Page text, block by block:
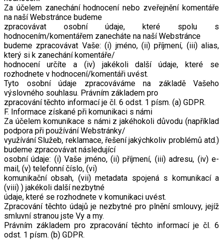
Za účelem zanechání hodnocení nebo zveřejnění komentáře
na naší Webstránce budeme
zpracovávat osobní údaje, které spolu s
hodnocením/komentářem zanecháte na naší Webstránce
budeme zpracovávat Vaše: (i) jméno, (ii) příjmení, (iii) alias,
který si k zanechání komentáře/
hodnocení určíte a (iv) jakékoli další údaje, které se
rozhodnete v hodnocení/komentáři uvést.
Tyto osobní údaje zpracováváme na základě Vašeho
výslovného souhlasu. Právním základem pro
zpracování těchto informací je čl. 6 odst. 1 písm. (a) GDPR.
F. Informace získané při komunikaci s námi
Za účelem komunikace s námi z jakéhokoli důvodu (například
podpora při používání Webstránky/
využívání Služeb, reklamace, řešení jakýchkoliv problémů atd.)
budeme zpracovávat následující
osobní údaje: (i) Vaše jméno, (ii) příjmení, (iii) adresu, (iv) e-
mail, (v) telefonní číslo, (vi)
komunikační obsah, (vii) metadata spojená s komunikací a
(viii) ) jakékoli další nezbytné
údaje, které se rozhodnete v komunikaci uvést.
Zpracování těchto údajů je nezbytné pro plnění smlouvy, jejíž
smluvní stranou jste Vy a my.
Právním základem pro zpracování těchto informací je čl. 6
odst. 1 písm. (b) GDPR.